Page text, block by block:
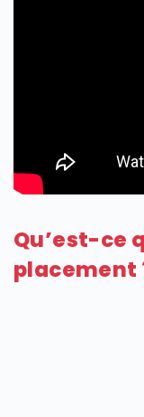
Qu’est-ce
placement